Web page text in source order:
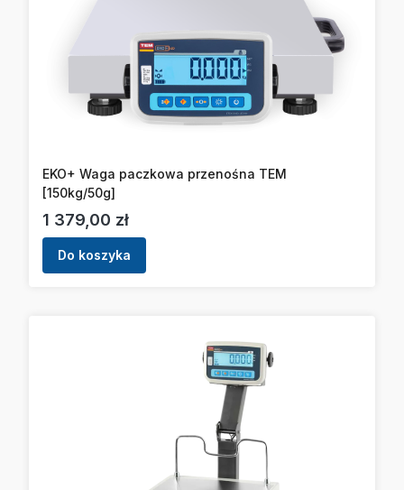
EKO+ Waga paczkowa przenośna TEM
[150kg/50g]
Cena
1 379,00 zł
Do koszyka